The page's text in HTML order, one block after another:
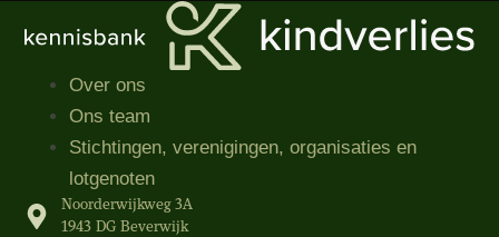
Over ons
Ons team
Stichtingen, verenigingen, organisaties​ en
lotgenoten
Noorderwijkweg 3A
1943 DG Beverwijk